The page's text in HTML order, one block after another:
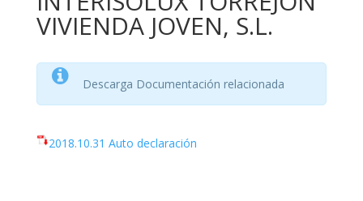
VIVIENDA JOVEN, S.L.
Descarga Documentación relacionada
2018.10.31 Auto declaración